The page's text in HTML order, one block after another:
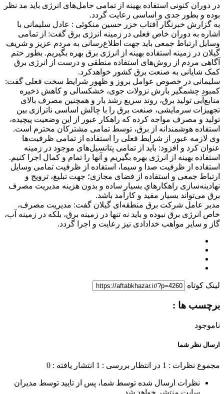
در دوران کنونی استفاده بهینه از تمامی حامل‌های انرژی باید مد نظر
بوده و بطور جدی و اساسی رعایت گردد.
به گزارش خبرنگار آفتاب خزر حسین منکوئی : عادل سلیمانی با
اشاره به دوران خاص فعلی در زمینه انرژی برق گفت: از تمامی
وسایل ارتباط جمعی باید جهت اطلاع‌رسانی به مردم عزیز و شریف
گیلان در زمینه استفاده بهینه از انرژی برق بهره بگیریم. بطور حتم
آگاهی مردم از روش‌های استفاده منطقی و درست از انرژی برق
کمک شایانی به صنعت برق کشور خواهد‌کرد.
سلیمانی در خصوص عوامل بروز و ظهور شرایط سخت فعلی گفت:
کمبود چشمگیر بارش نزولات جوی، خشکسالی و کاهش ذخیره
منابع‌آبی تولید برق، روند سریع رشد بار و همچنین مصرف بالای
تجهیزات سرمایشی، صنعت برق را با چالش اساسی ناترازی بین
تولید و مصرف مواجه کرده که راهکار عبور از این وضعیت پیچیده،
استفاده هوشمندانه از برق، توسط تمامی مشترکان محترم است.
وی لازمه عبور از شرایط فعلی را استفاده از تمامی ظرفیت‌ها
عنوان کرد و افزود: باید از تمامی پتانسیل‌های موجود در زمینه
استفاده بهینه از انرژی بهره بگیریم و آنها را تمام و کمال اجرا کنیم.
استفاده از ظرفیت صدا و سیما، استفاده از ظرفیت تمامی وسایل
ارتباط جمعی و استفاده از فضای مجازی؛ جهت تبلیغ، ترویج و
نهادینه‌سازی راهکارهاي بسيار ساده و بدون هزينه مدیریت مصرف
برق می‌تواند بسیار مفید و کارآمد باشد.
مدیر عامل شرکت برق منطقه‌ای گیلان گفت: مدیریت مصرف،
خاص انرژی برق نبوده و باید نه تنها در زمینه برق، بلکه در زمینه آب،
گاز و سایر مواهب خدادادی نیز رعایت و اجرا گردد.
لینک کوتاه
برچسب ها :
ناموجود
ارسال نظر شما
مجموع نظرات : 1 در انتظار بررسی : 1 انتشار یافته : 0
نظرات ارسال شده توسط شما، پس از تایید توسط مدیران
سایت منتشر خواهد شد.